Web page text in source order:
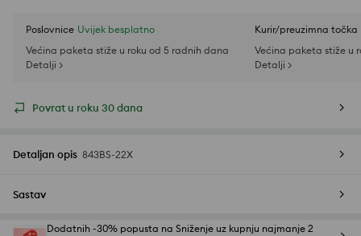
Poslovnice Uvijek besplatno
Većina paketa stiže u roku od 5 radnih dana
Detalji >
Kurir/preuzimna točka
Većina paketa stiže u
Detalji >
Povrat u roku 30 dana
Detaljan opis 843BS-22X
Sastav
Dodatnih -30% popusta na Sniženje uz kupnju najmanje 2